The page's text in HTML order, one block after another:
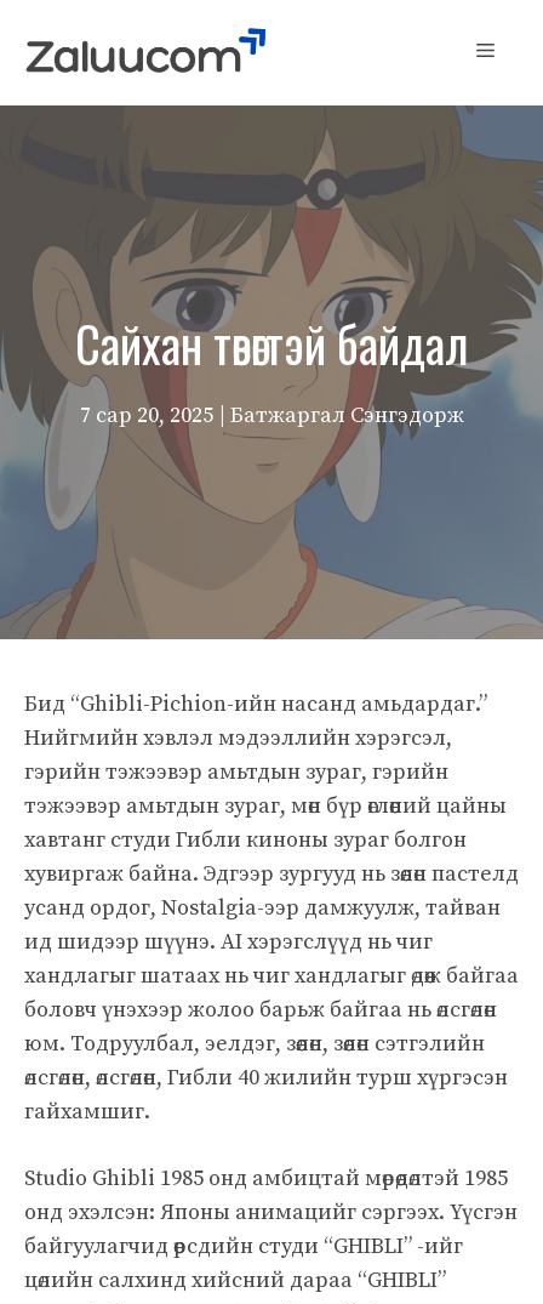
Menu
Сайхан төвөгтэй байдал
7 сар 20, 2025 | Батжаргал Сэнгэдорж
Бид “Ghibli-Pichion-ийн насанд амьдардаг.”
Нийгмийн хэвлэл мэдээллийн хэрэгсэл,
гэрийн тэжээвэр амьтдын зураг, гэрийн
тэжээвэр амьтдын зураг, мөн бүр өглөөний цайны
хавтанг студи Гибли киноны зураг болгон
хувиргаж байна. Эдгээр зургууд нь зөөлөн пастелд
усанд ордог, Nostalgia-ээр дамжуулж, тайван
ид шидээр шүүнэ. AI хэрэгслүүд нь чиг
хандлагыг шатаах нь чиг хандлагыг өдөөж байгаа
боловч үнэхээр жолоо барьж байгаа нь өлсгөлөн
юм. Тодруулбал, эелдэг, зөөлөн, зөөлөн сэтгэлийн
өлсгөлөн, өлсгөлөн, Гибли 40 жилийн турш хүргэсэн
гайхамшиг.
Studio Ghibli 1985 онд амбицтай мөрөөдөлтэй 1985
онд эхэлсэн: Японы анимацийг сэргээх. Үүсгэн
байгуулагчид өөрсдийн студи “GHIBLI” -ийг
цөлийн салхинд хийсний дараа “GHIBLI”